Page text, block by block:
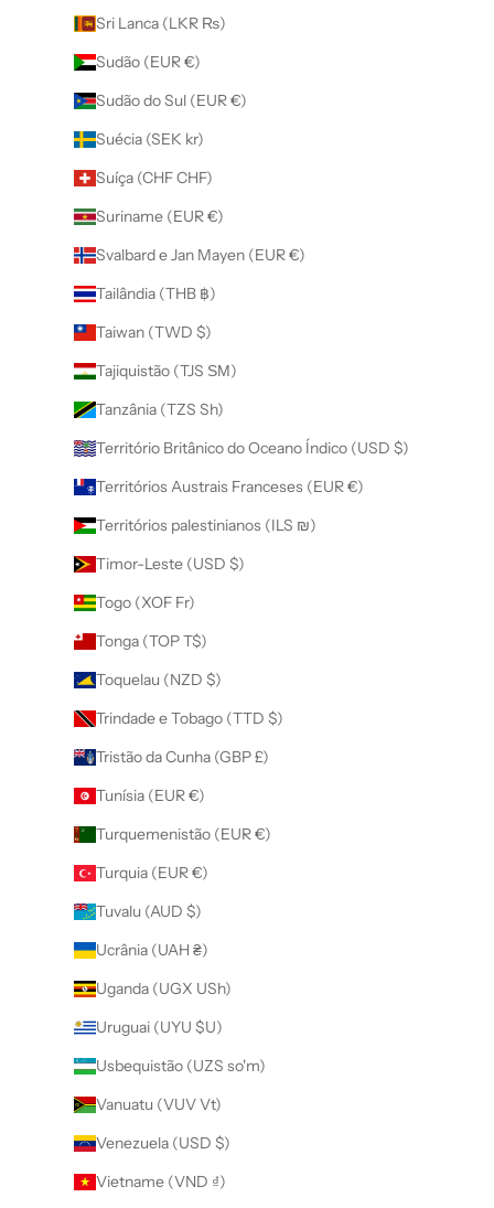
Sri Lanca (LKR ₨)
Sudão (EUR €)
Sudão do Sul (EUR €)
Suécia (SEK kr)
Suíça (CHF CHF)
Suriname (EUR €)
Svalbard e Jan Mayen (EUR €)
Tailândia (THB ฿)
Taiwan (TWD $)
Tajiquistão (TJS ЅМ)
Tanzânia (TZS Sh)
Território Britânico do Oceano Índico (USD $)
Territórios Austrais Franceses (EUR €)
Territórios palestinianos (ILS ₪)
Timor-Leste (USD $)
Togo (XOF Fr)
Tonga (TOP T$)
Toquelau (NZD $)
Trindade e Tobago (TTD $)
Tristão da Cunha (GBP £)
Tunísia (EUR €)
Turquemenistão (EUR €)
Turquia (EUR €)
Tuvalu (AUD $)
Ucrânia (UAH ₴)
Uganda (UGX USh)
Uruguai (UYU $U)
Usbequistão (UZS so'm)
Vanuatu (VUV Vt)
Venezuela (USD $)
Vietname (VND ₫)